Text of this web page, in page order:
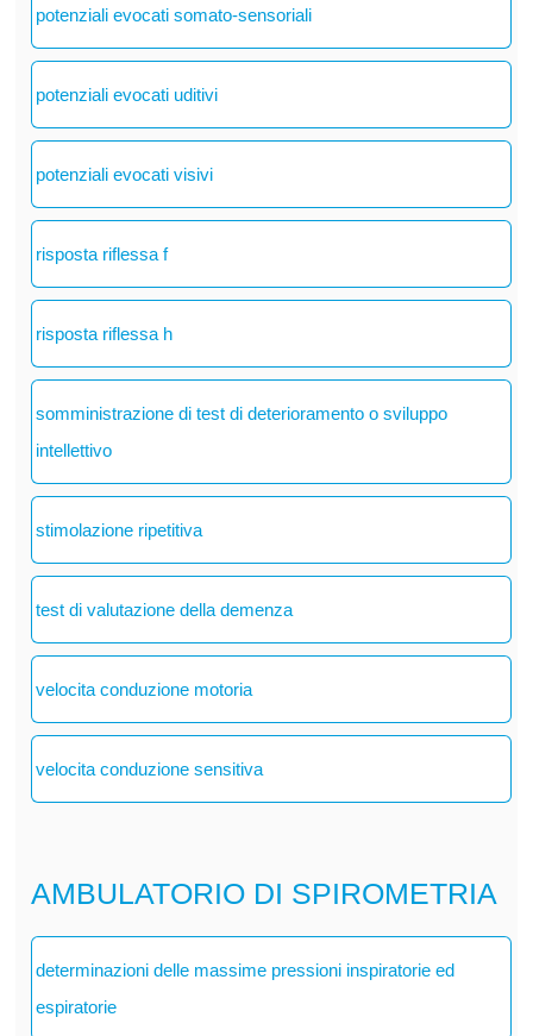
potenziali evocati somato-sensoriali
potenziali evocati uditivi
potenziali evocati visivi
risposta riflessa f
risposta riflessa h
somministrazione di test di deterioramento o sviluppo
intellettivo
stimolazione ripetitiva
test di valutazione della demenza
velocita conduzione motoria
velocita conduzione sensitiva
AMBULATORIO DI SPIROMETRIA
determinazioni delle massime pressioni inspiratorie ed
espiratorie